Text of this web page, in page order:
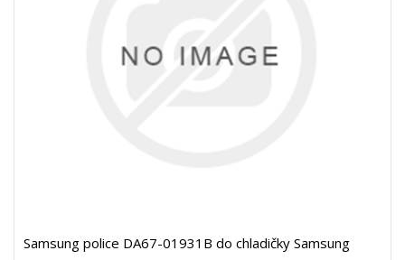
Samsung police DA67-01931B do chladičky Samsung